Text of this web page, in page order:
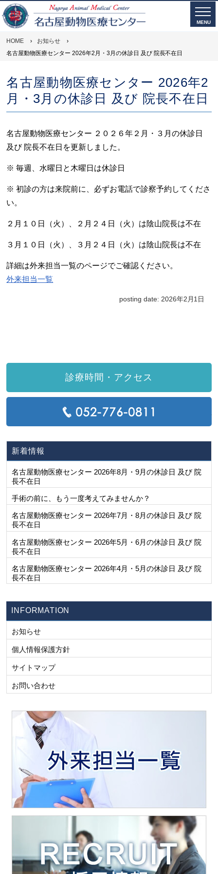
MENU
HOME › お知らせ
›
名古屋動物医療センター 2026年2月・3月の休診日 及び 院長不在日
名古屋動物医療センター 2026年2
月・3月の休診日 及び 院長不在日
名古屋動物医療センター ２０２６年２月・３月の休診日
及び 院長不在日を更新しました。
※ 毎週、水曜日と木曜日は休診日
※ 初診の方は来院前に、必ずお電話で診察予約してくださ
い。
２月１０日（火）、２月２４日（火）は陰山院長は不在
３月１０日（火）、３月２４日（火）は陰山院長は不在
詳細は外来担当一覧のページでご確認ください。
外来担当一覧
posting date: 2026年2月1日
診療時間・アクセス
新着情報
名古屋動物医療センター 2026年8月・9月の休診日 及び 院
長不在日
手術の前に、もう一度考えてみませんか？
名古屋動物医療センター 2026年7月・8月の休診日 及び 院
長不在日
名古屋動物医療センター 2026年5月・6月の休診日 及び 院
長不在日
名古屋動物医療センター 2026年4月・5月の休診日 及び 院
長不在日
INFORMATION
お知らせ
個人情報保護方針
サイトマップ
お問い合わせ